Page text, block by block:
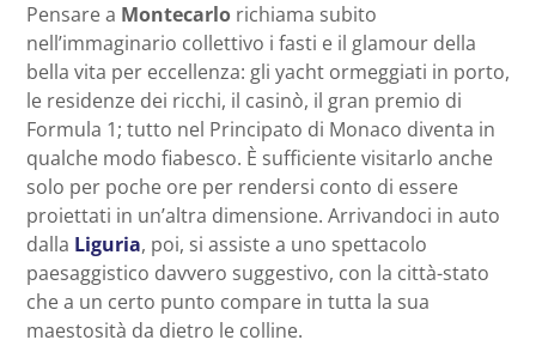
Pensare a Montecarlo richiama subito
nell’immaginario collettivo i fasti e il glamour della
bella vita per eccellenza: gli yacht ormeggiati in porto,
le residenze dei ricchi, il casinò, il gran premio di
Formula 1; tutto nel Principato di Monaco diventa in
qualche modo fiabesco. È sufficiente visitarlo anche
solo per poche ore per rendersi conto di essere
proiettati in un’altra dimensione. Arrivandoci in auto
dalla Liguria, poi, si assiste a uno spettacolo
paesaggistico davvero suggestivo, con la città-stato
che a un certo punto compare in tutta la sua
maestosità da dietro le colline.